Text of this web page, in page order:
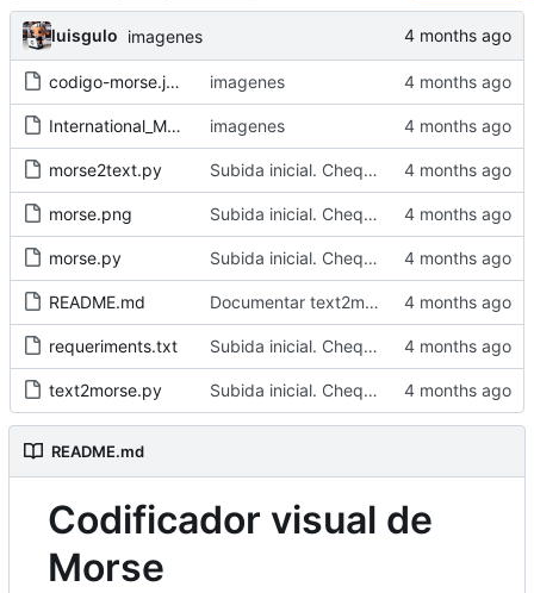
luisgulo imagenes
codigo-morse.jpg imagenes
International_Morse_code.png imagenes
morse2text.py Subida inicial. Chequeada
morse.png Subida inicial. Chequeada
morse.py Subida inicial. Chequeada
README.md Documentar text2morse y morse2text
requeriments.txt Subida inicial. Chequeada
text2morse.py Subida inicial. Chequeada
README.md
Codificador visual de
Morse